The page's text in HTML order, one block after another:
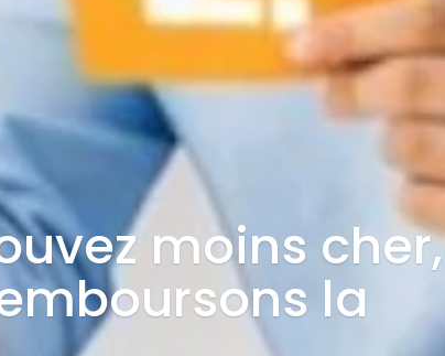
moins cher,
la